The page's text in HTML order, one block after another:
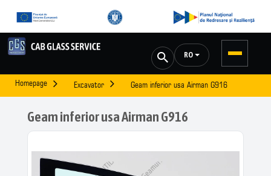
RO
Homepage Excavator Geam inferior usa Airman G916
Geam inferior usa Airman G916